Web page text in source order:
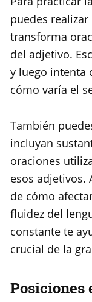
puedes
transforma
del adjetivo.
y luego intenta
cómo varía el
También
incluyan
oraciones
esos adjetivos.
de cómo
fluidez del
constante te
crucial de la
Posiciones